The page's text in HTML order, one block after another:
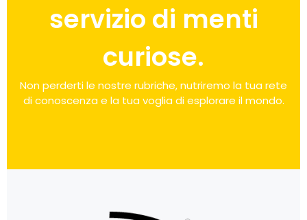
servizio di menti
curiose.
Non perderti le nostre rubriche, nutriremo la tua rete
di conoscenza e la tua voglia di esplorare il mondo.